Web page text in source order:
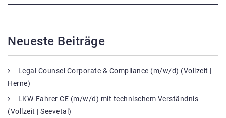
Neueste Beiträge
Legal Counsel Corporate & Compliance (m/w/d) (Vollzeit |
Herne)
LKW-Fahrer CE (m/w/d) mit technischem Verständnis
(Vollzeit | Seevetal)